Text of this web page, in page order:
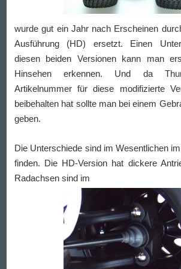
wurde gut ein Jahr nach Erscheinen
Ausführung (HD) ersetzt. Einen
diesen beiden Versionen kann man
Hinsehen erkennen. Und da
Artikelnummer für diese modifizierte
beibehalten hat sollte man bei einem
geben.
Die Unterschiede sind im Wesentlichen
finden. Die HD-Version hat dickere
Radachsen sind im